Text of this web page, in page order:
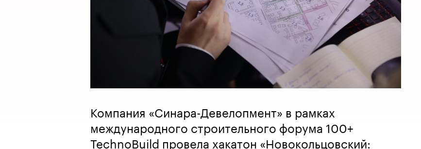
Компания «Синара-Девелопмент» в рамках
международного строительного форума 100+
TechnoBuild провела хакатон «Новокольцовский: